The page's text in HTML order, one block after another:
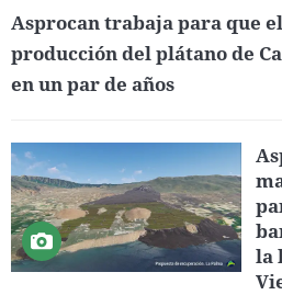
Asprocan trabaja para que
producción del plátano de
en un par de años
la